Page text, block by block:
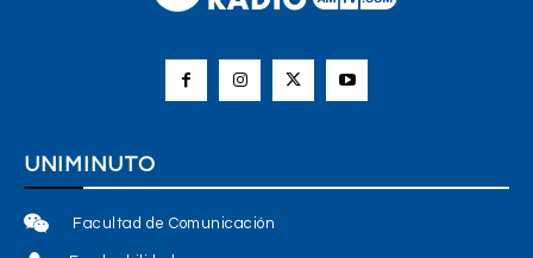
UNIMINUTO
Facultad de Comunicación